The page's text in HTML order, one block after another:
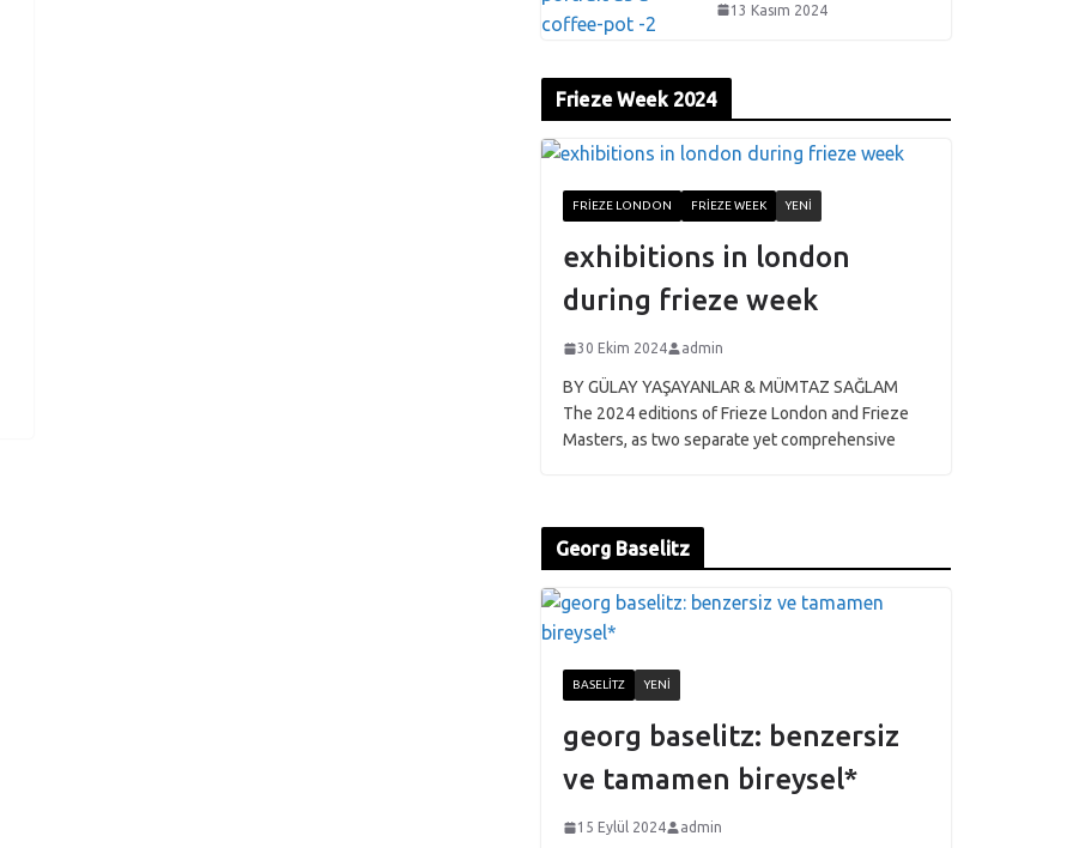
13 Kasım 2024
Frieze Week 2024
FRIEZE LONDON FRIEZE WEEK YENI
exhibitions in london
during frieze week
30 Ekim 2024 admin
BY GÜLAY YAŞAYANLAR & MÜMTAZ SAĞLAM
The 2024 editions of Frieze London and Frieze
Masters, as two separate yet comprehensive
Georg Baselitz
BASELITZ YENI
georg baselitz: benzersiz
ve tamamen bireysel*
15 Eylül 2024 admin